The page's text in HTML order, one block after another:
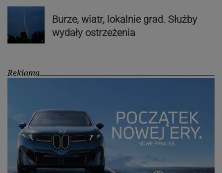
Burze, wiatr, lokalnie grad. Służby
wydały ostrzeżenia
Reklama